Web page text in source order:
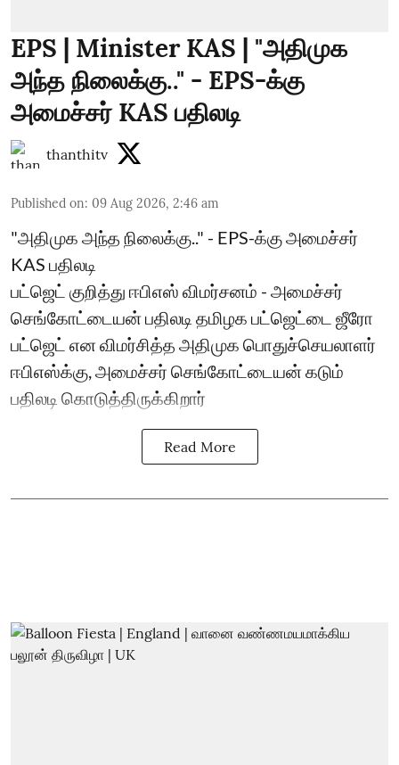
EPS | Minister KAS | "அதிமுக
அந்த நிலைக்கு.." - EPS-க்கு
அமைச்சர் KAS பதிலடி
thanthitv
Published on: 09 Aug 2026, 2:46 am
"அதிமுக அந்த நிலைக்கு.." - EPS-க்கு அமைச்சர்
KAS பதிலடி
பட்ஜெட் குறித்து ஈபிஎஸ் விமர்சனம் - அமைச்சர்
செங்கோட்டையன் பதிலடி தமிழக பட்ஜெட்டை ஜீரோ
பட்ஜெட் என விமர்சித்த அதிமுக பொதுச்செயலாளர்
ஈபிஎஸ்க்கு, அமைச்சர் செங்கோட்டையன் கடும்
பதிலடி கொடுத்திருக்கிறார்
Read More